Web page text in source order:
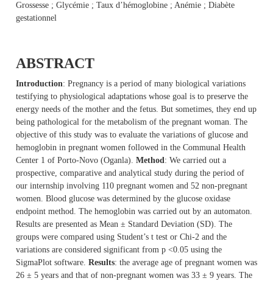
Grossesse ; Glycémie ; Taux d’hémoglobine ; Anémie ; Diabète
gestationnel
ABSTRACT
Introduction: Pregnancy is a period of many biological variations
testifying to physiological adaptations whose goal is to preserve the
energy needs of the mother and the fetus. But sometimes, they end up
being pathological for the metabolism of the pregnant woman. The
objective of this study was to evaluate the variations of glucose and
hemoglobin in pregnant women followed in the Communal Health
Center 1 of Porto-Novo (Oganla). Method: We carried out a
prospective, comparative and analytical study during the period of
our internship involving 110 pregnant women and 52 non-pregnant
women. Blood glucose was determined by the glucose oxidase
endpoint method. The hemoglobin was carried out by an automaton.
Results are presented as Mean ± Standard Deviation (SD). The
groups were compared using Student’s t test or Chi-2 and the
variations are considered significant from p <0.05 using the
SigmaPlot software. Results: the average age of pregnant women was
26 ± 5 years and that of non-pregnant women was 33 ± 9 years. The